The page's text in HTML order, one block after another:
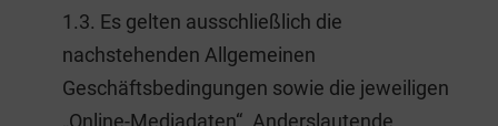
1.3. Es gelten ausschließlich die
nachstehenden Allgemeinen
Geschäftsbedingungen sowie die jeweiligen
„Online-Mediadaten“. Anderslautende